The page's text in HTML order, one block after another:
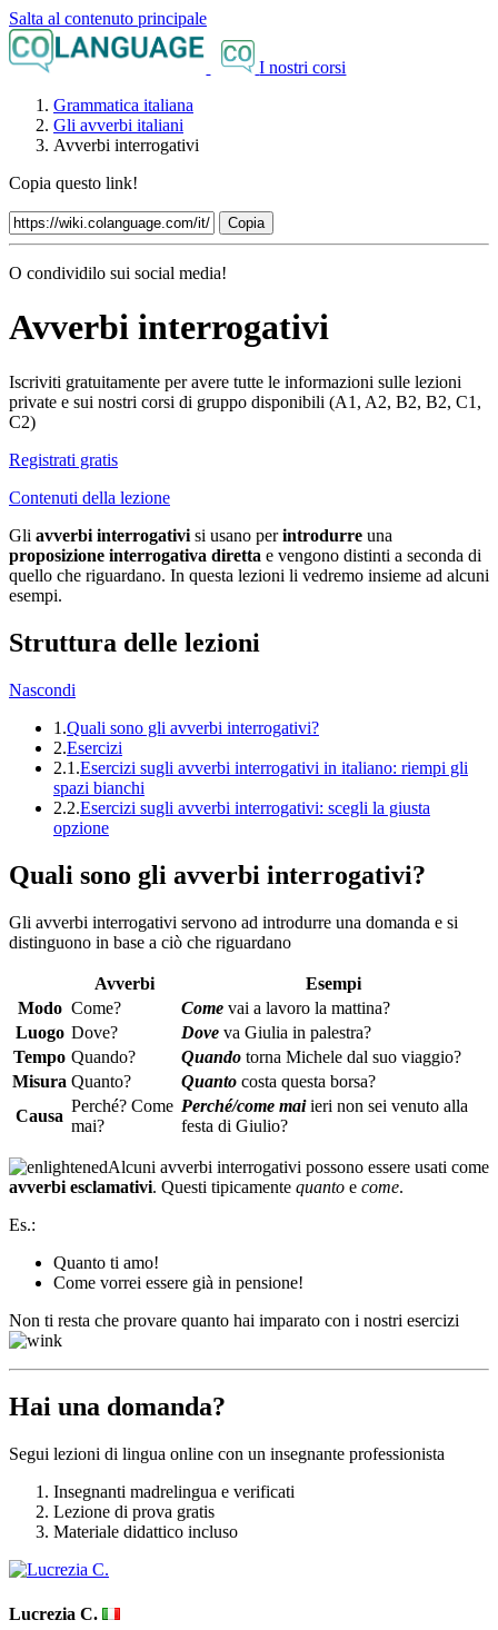
Salta al contenuto principale
I nostri corsi
Grammatica italiana
Gli avverbi italiani
Avverbi interrogativi
Copia questo link!
Copia
O condividilo sui social media!
Avverbi interrogativi
Iscriviti gratuitamente per avere tutte le informazioni sulle lezioni
private e sui nostri corsi di gruppo disponibili (A1, A2, B2, B2, C1,
C2)
Registrati gratis
Contenuti della lezione
Gli avverbi interrogativi si usano perintrodurre una
proposizione interrogativa diretta e vengono distinti a seconda di
quello che riguardano. In questa lezioni li vedremo insieme ad alcuni
esempi.
Struttura delle lezioni
Nascondi
1.Quali sono gli avverbi interrogativi?
2.Esercizi
2.1.Esercizi sugli avverbi interrogativi in italiano: riempi gli
spazi bianchi
2.2.Esercizi sugli avverbi interrogativi: scegli la giusta
opzione
Quali sono gli avverbi interrogativi?
Gli avverbi interrogativi servono ad introdurre una domanda e si
distinguono in base a ciò che riguardano
Avverbi
Esempi
Modo Come? Come vai a lavoro la mattina?
Luogo Dove? Dove va Giulia in palestra?
Tempo Quando? Quando torna Michele dal suo viaggio?
Misura Quanto? Quanto costa questa borsa?
Causa
Perché? Come
mai?
Perché/come maiieri non sei venuto alla
festa di Giulio?
Alcuni avverbi interrogativi possono essere usati come
avverbi esclamativi. Questi tipicamente quanto e come.
Es.:
Quanto ti amo!
Come vorrei essere già in pensione!
Non ti resta che provare quanto hai imparato con i nostri esercizi
Hai una domanda?
Segui lezioni di lingua online con un insegnante professionista
Insegnanti madrelingua e verificati
Lezione di prova gratis
Materiale didattico incluso
Lucrezia C.